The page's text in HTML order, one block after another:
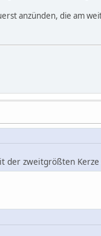
anzünden, die am
der zweitgrößten Kerze